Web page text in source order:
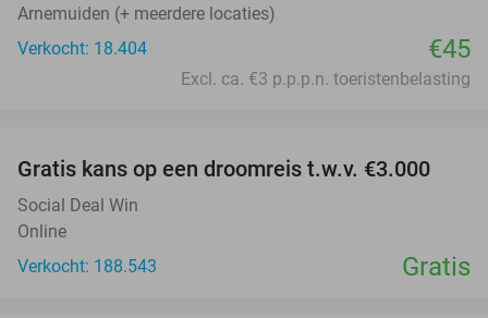
Arnemuiden (+ meerdere locaties)
Verkocht: 18.404
€45
Excl. ca. €3 p.p.p.n. toeristenbelasting
Gratis kans op een droomreis t.w.v. €3.000
Social Deal Win
Online
Verkocht: 188.543
Gratis